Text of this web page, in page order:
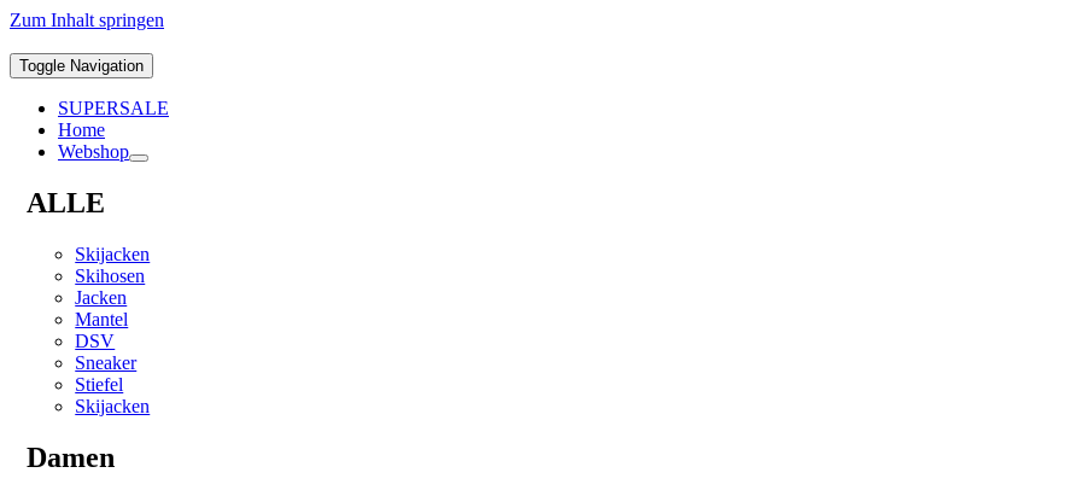
Zum Inhalt springen
Toggle Navigation
SUPERSALE
Home
Webshop
ALLE
Skijacken
Skihosen
Jacken
Mantel
DSV
Sneaker
Stiefel
Skijacken
Damen